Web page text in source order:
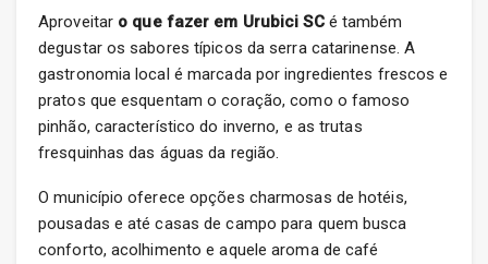
Aproveitar o que fazer em Urubici SCé também
degustar os sabores típicos da serra catarinense. A
gastronomia local é marcada por ingredientes frescos e
pratos que esquentam o coração, como o famoso
pinhão, característico do inverno, e as trutas
fresquinhas das águas da região.
O município oferece opções charmosas de hotéis,
pousadas e até casas de campo para quem busca
conforto, acolhimento e aquele aroma de café